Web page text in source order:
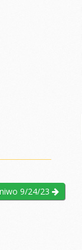
9/24/23